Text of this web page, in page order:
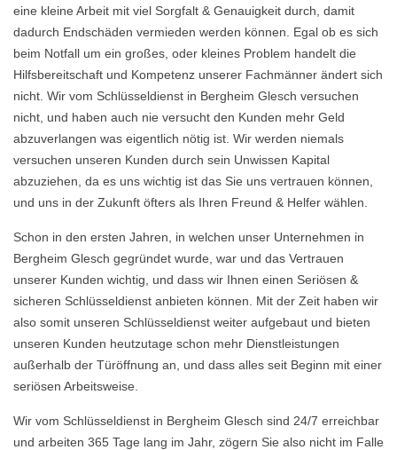
eine kleine Arbeit mit viel Sorgfalt & Genauigkeit durch, damit
dadurch Endschäden vermieden werden können. Egal ob es sich
beim Notfall um ein großes, oder kleines Problem handelt die
Hilfsbereitschaft und Kompetenz unserer Fachmänner ändert sich
nicht. Wir vom Schlüsseldienst in Bergheim Glesch versuchen
nicht, und haben auch nie versucht den Kunden mehr Geld
abzuverlangen was eigentlich nötig ist. Wir werden niemals
versuchen unseren Kunden durch sein Unwissen Kapital
abzuziehen, da es uns wichtig ist das Sie uns vertrauen können,
und uns in der Zukunft öfters als Ihren Freund & Helfer wählen.
Schon in den ersten Jahren, in welchen unser Unternehmen in
Bergheim Glesch gegründet wurde, war und das Vertrauen
unserer Kunden wichtig, und dass wir Ihnen einen Seriösen &
sicheren Schlüsseldienst anbieten können. Mit der Zeit haben wir
also somit unseren Schlüsseldienst weiter aufgebaut und bieten
unseren Kunden heutzutage schon mehr Dienstleistungen
außerhalb der Türöffnung an, und dass alles seit Beginn mit einer
seriösen Arbeitsweise.
Wir vom Schlüsseldienst in Bergheim Glesch sind 24/7 erreichbar
und arbeiten 365 Tage lang im Jahr, zögern Sie also nicht im Falle